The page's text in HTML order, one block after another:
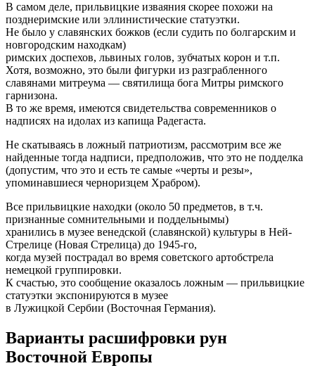
В самом деле, прильвицкие изваяния скорее похожи на
позднеримские или эллинистические статуэтки.
Не было у славянских божков (если судить по болгарским и
новгородским находкам)
римских доспехов, львиных голов, зубчатых корон и т.п.
Хотя, возможно, это были фигурки из разграбленного
славянами митреума — святилища бога Митры римского
гарнизона.
В то же время, имеются свидетельства современников о
надписях на идолах из капища Радегаста.
Не скатываясь в ложный патриотизм, рассмотрим все же
найденные тогда надписи, предположив, что это не подделка
(допустим, что это и есть те самые «черты и резы»,
упоминавшиеся черноризцем Храбром).
Все прильвицкие находки (около 50 предметов, в т.ч.
признанные сомнительными и поддельнымы)
хранились в музее венедской (славянской) культуры в Ней-
Стрелице (Новая Стрелица) до 1945-го,
когда музей пострадал во время советского артобстрела
немецкой группировки.
К счастью, это сообщение оказалось ложным — прильвицкие
статуэтки экспонируются в музее
в Лужицкой Сербии (Восточная Германия).
Варианты расшифровки рун
Восточной Европы